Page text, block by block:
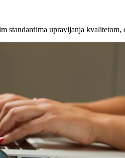
standardima upravljanja